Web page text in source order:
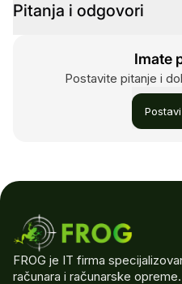
Pitanja i odgovori
Imate
Postavite pitanje i
FROG je IT firma
računara i računarske opreme.